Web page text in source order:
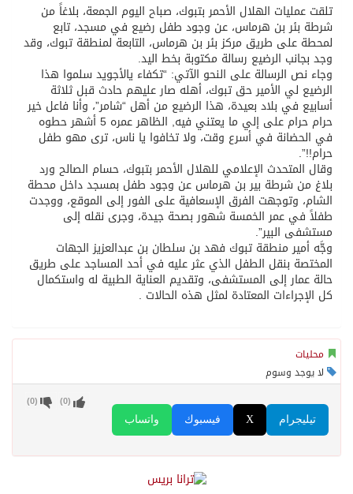
تلقت عمليات الهلال الأحمر بتبوك، صباح اليوم الجمعة، بلاغاً من
شرطة بئر بن هرماس، عن وجود طفل رضيع في مسجد، تابع
لمحطة على طريق مركز بئر بن هرماس، التابعة لمنطقة تبوك، وقد
وجد بجانب الرضيع رسالة مكتوبة بخط اليد.
وجاء نص الرسالة على النحو الآتي: “تكفاء يالأجويد سلموا هذا
الرضيع لي الأمير حق تبوك، أهله صار عليهم حادث قبل ثلاثة
أسابيع في بلاد بعيدة، هذا الرضيع من أهل “شامر”، وأنا فاعل خير
حرام حرام على إلي ما يعتني فيه, الظاهر عمره 5 أشهر حطوه
في الحضانة في أسرع وقت، ولا تخافوا يا ناس، ترى مهو طفل
حرام!!”.
وقال المتحدث الإعلامي للهلال الأحمر بتبوك، حسام الصالح ورد
بلاغ من شرطة بير بن هرماس عن وجود طفل بمسجد داخل محطة
الشام، وتوجهت الفرق الإسعافية على الفور إلى الموقع، ووجدت
طفلاً في عمر الخمسة شهور بصحة جيدة، وجرى نقله إلى
مستشفى البير”.
وجَّه أمير منطقة تبوك فهد بن سلطان بن عبدالعزيز الجهات
المختصة بنقل الطفل الذي عثر عليه في أحد المساجد على طريق
حالة عمار إلى المستشفى، وتقديم العناية الطبية له واستكمال
كل الإجراءات المعتادة لمثل هذه الحالات .
محليات
لا يوجد وسوم
واتساب فيسبوك X تيليجرام
(
0
) (
0
)